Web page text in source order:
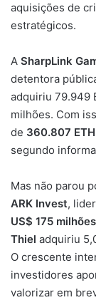
aquisições de
estratégicos.
A SharpLink
detentora
adquiriu 79.949
milhões. Com
de 360.807 ETH
segundo
Mas não parou
ARK Invest,
US$ 175
Thiel adquiriu
O crescente
investidores
valorizar em